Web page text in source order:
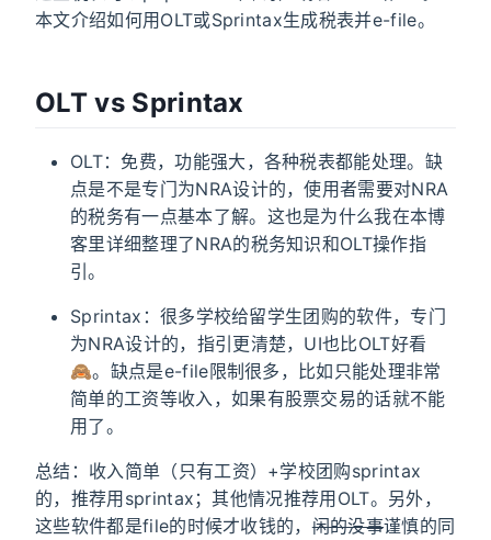
本文介绍如何用OLT或Sprintax生成税表并e-file。
OLT vs Sprintax
OLT：免费，功能强大，各种税表都能处理。缺
点是不是专门为NRA设计的，使用者需要对NRA
的税务有一点基本了解。这也是为什么我在本博
客里详细整理了NRA的税务知识和OLT操作指
引。
Sprintax：很多学校给留学生团购的软件，专门
为NRA设计的，指引更清楚，UI也比OLT好看
🙈。缺点是e-file限制很多，比如只能处理非常
简单的工资等收入，如果有股票交易的话就不能
用了。
总结：收入简单（只有工资）+学校团购sprintax
的，推荐用sprintax；其他情况推荐用OLT。另外，
这些软件都是file的时候才收钱的，闲的没事谨慎的同